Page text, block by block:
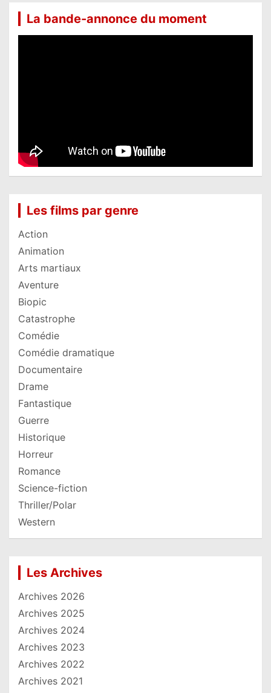
La bande-annonce du moment
Les films par genre
Action
Animation
Arts martiaux
Aventure
Biopic
Catastrophe
Comédie
Comédie dramatique
Documentaire
Drame
Fantastique
Guerre
Historique
Horreur
Romance
Science-fiction
Thriller/Polar
Western
Les Archives
Archives 2026
Archives 2025
Archives 2024
Archives 2023
Archives 2022
Archives 2021